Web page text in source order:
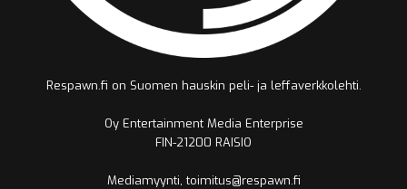
Respawn.fi on Suomen hauskin peli- ja leffaverkkolehti.
Oy Entertainment Media Enterprise
FIN-21200 RAISIO
Mediamyynti, toimitus@respawn.fi